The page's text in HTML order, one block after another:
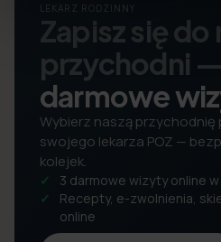
LEKARZ RODZINNY
Zapisz się do
przychodni
darmowe
Wybierz naszą przychodnię
swojego lekarza POZ —
kolejek.
3 darmowe wizyty online
Recepty, e-zwolnienia,
online